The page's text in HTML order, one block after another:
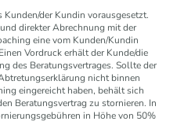
der Kundin vorausgesetzt.
direkter Abrechnung mit der
eine vom Kunden/Kundin
Vordruck erhält der Kunde/die
des Beratungsvertrages. Sollte der
nicht binnen
eingereicht haben, behält sich
Beratungsvertrag zu stornieren. In
in Höhe von 50%